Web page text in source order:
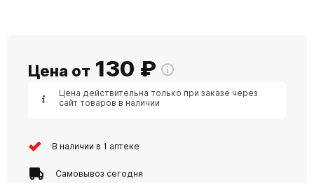
Цена от 130 ₽
Цена действительна только при заказе через
сайт товаров в наличии
В наличии в 1 аптеке
Самовывоз сегодня